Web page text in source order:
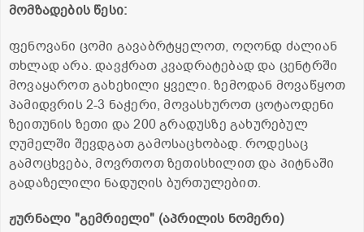
მომზადების წესი:
ფენოვანი ცომი გავაბრტყელოთ, ოღონდ ძალიან
თხლად არა. დავჭრათ კვადრატებად და ცენტრში
მოვაყაროთ გახეხილი ყველი. ზემოდან მოვაწყოთ
პამიდვრის 2-3 ნაჭერი, მოვასხუროთ ცოტაოდენი
ზეითუნის ზეთი და 200 გრადუსზე გახურებულ
ღუმელში შევდგათ გამოსაცხობად. როდესაც
გამოცხვება, მოვრთოთ ზეთისხილით და პიტნაში
გადაზელილი ნადუღის ბურთულებით.
ჟურნალი "გემრიელი" (აპრილის ნომერი)